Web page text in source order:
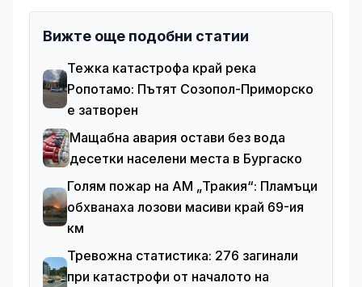
Вижте още подобни статии
Тежка катастрофа край река
Ропотамо: Пътят Созопол-Приморско
е затворен
Мащабна авария остави без вода
десетки населени места в Бургаско
Голям пожар на АМ „Тракия“: Пламъци
обхванаха лозови масиви край 69-ия
км
Тревожна статистика: 276 загинали
при катастрофи от началото на